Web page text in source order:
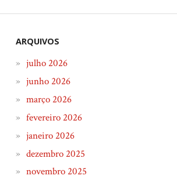
ARQUIVOS
julho 2026
junho 2026
março 2026
fevereiro 2026
janeiro 2026
dezembro 2025
novembro 2025